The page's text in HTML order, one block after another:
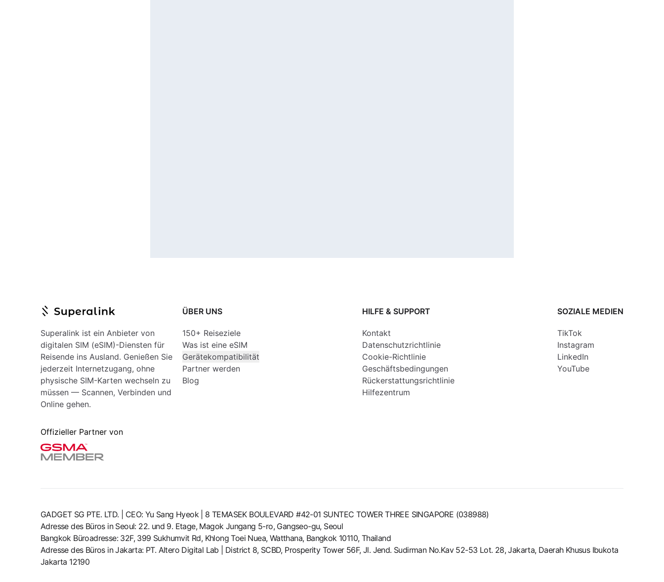
Superalink ist ein Anbieter von
digitalen SIM (eSIM)-Diensten für
Reisende ins Ausland. Genießen Sie
jederzeit Internetzugang, ohne
physische SIM-Karten wechseln zu
müssen — Scannen, Verbinden und
Online gehen.
Offizieller Partner von
ÜBER UNS
150+ Reiseziele
Was ist eine eSIM
Gerätekompatibilität
Partner werden
Blog
HILFE & SUPPORT
Kontakt
Datenschutzrichtlinie
Cookie-Richtlinie
Geschäftsbedingungen
Rückerstattungsrichtlinie
Hilfezentrum
SOZIALE MEDIEN
TikTok
Instagram
LinkedIn
YouTube
GADGET SG PTE. LTD. | CEO: Yu Sang Hyeok | 8 TEMASEK BOULEVARD #42-01 SUNTEC TOWER THREE SINGAPORE (038988)
Adresse des Büros in Seoul: 22. und 9. Etage, Magok Jungang 5-ro, Gangseo-gu, Seoul
Bangkok Büroadresse: 32F, 399 Sukhumvit Rd, Khlong Toei Nuea, Watthana, Bangkok 10110, Thailand
Adresse des Büros in Jakarta: PT. Altero Digital Lab | District 8, SCBD, Prosperity Tower 56F, Jl. Jend. Sudirman No.Kav 52-53 Lot. 28, Jakarta, Daerah Khusus Ibukota
Jakarta 12190